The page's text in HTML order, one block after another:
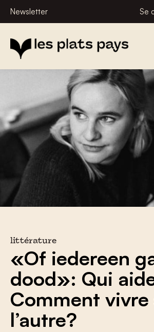
Newsletter Se
littérature
«Of iedereen
dood»: Qui
Comment vivre
l’autre?